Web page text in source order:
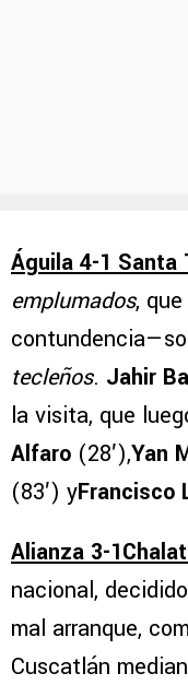
Águila 4-1 Santa
emplumados,
tecleños. Jahir
la visita, que
Alfaro (28′),Yan
(83′) yFrancisco
Alianza 3-
nacional,
mal arranque,
Cuscatlán